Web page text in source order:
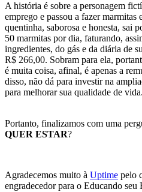
A história é sobre a personagem
emprego e passou a fazer marmitas
quentinha, saborosa e honesta, sai
50 marmitas por dia, faturando,
ingredientes, do gás e da diária de
R$ 266,00. Sobram para ela,
é muita coisa, afinal, é apenas a
disso, não dá para investir na
para melhorar sua qualidade de vida.
Portanto, finalizamos com uma
QUER ESTAR?
Agradecemos muito à Uptime pelo
engradecedor para o Educando